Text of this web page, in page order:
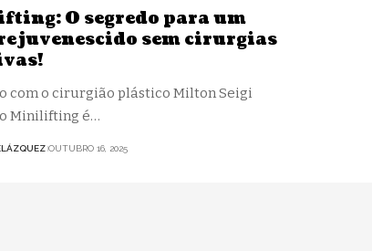
O segredo para um
sem cirurgias
com o cirurgião plástico Milton Seigi
Minilifting é…
OUTUBRO 16, 2025